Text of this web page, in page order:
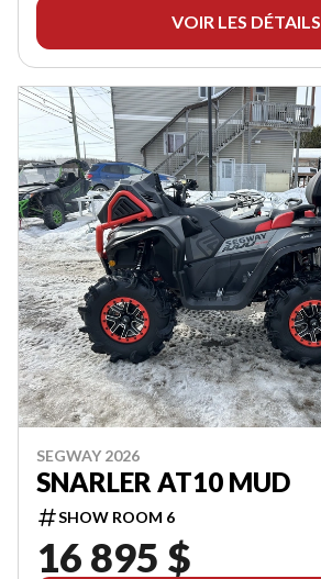
VOIR LES DÉTAILS
SEGWAY 2026
SNARLER AT10 MUD
SHOW ROOM 6
16 895 $